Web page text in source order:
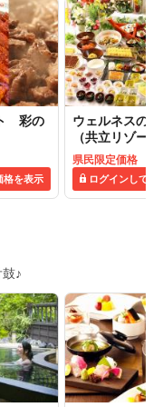
彩の
格を表示
ウェルネス
（共立リゾー
県民限定価格
ログインして
♪